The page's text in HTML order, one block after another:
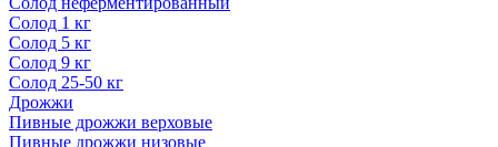
Солод 1 кг
Солод 5 кг
Солод 9 кг
Солод 25-50 кг
Дрожжи
Пивные дрожжи верховые
Пивные дрожжи низовые